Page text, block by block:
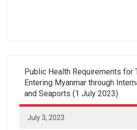
Public Health Requirements for
Entering Myanmar through
and Seaports (1 July 2023)
July 3, 2023